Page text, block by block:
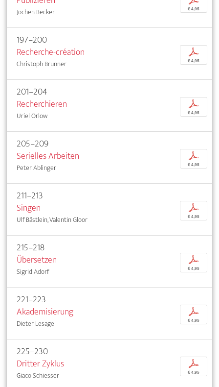
Jochen Becker € 4,95
197–200
Recherche-création
Christoph Brunner
p
€ 4,95
201–204
Recherchieren
Uriel Orlow
p
€ 4,95
205–209
Serielles Arbeiten
Peter Ablinger
p
€ 4,95
211–213
Singen
Ulf Bästlein, Valentin Gloor
p
€ 4,95
215–218
Übersetzen
Sigrid Adorf
p
€ 4,95
221–223
Akademisierung
Dieter Lesage
p
€ 4,95
225–230
Dritter Zyklus
Giaco Schiesser
p
€ 4,95